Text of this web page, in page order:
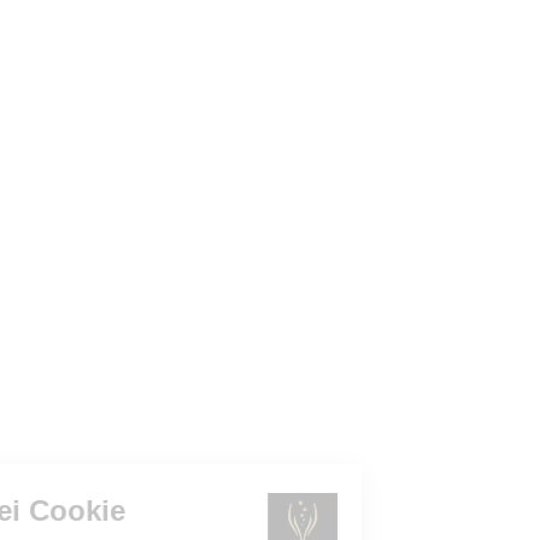
Gestione dei Cookie